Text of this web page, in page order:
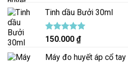
Tinh dầu Bưởi 30ml
Được xếp
5.00
5 sao
150.000 ₫
Máy đo huyết áp cổ